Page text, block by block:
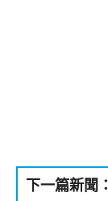
下一篇新聞：